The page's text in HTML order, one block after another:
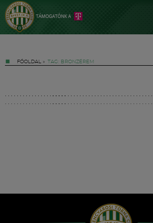
FŐOLDAL » TAG: BRONZÉREM
Hírek